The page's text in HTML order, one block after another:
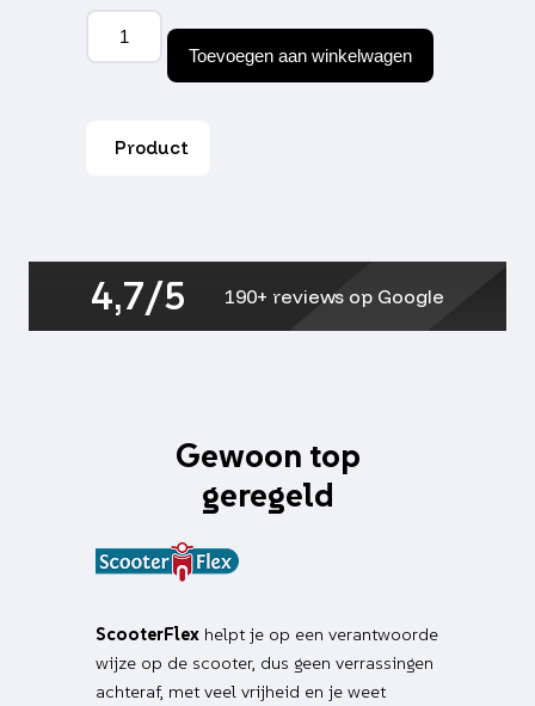
Bus
Piaggio
origineel
onderstandaard
super
300cc,
aantal
Toevoegen aan winkelwagen
Product
4,7/5 190+ reviews op Google
Gewoon top
geregeld
ScooterFlex helpt je op een verantwoorde
wijze op de scooter, dus geen verrassingen
achteraf, met veel vrijheid en je weet